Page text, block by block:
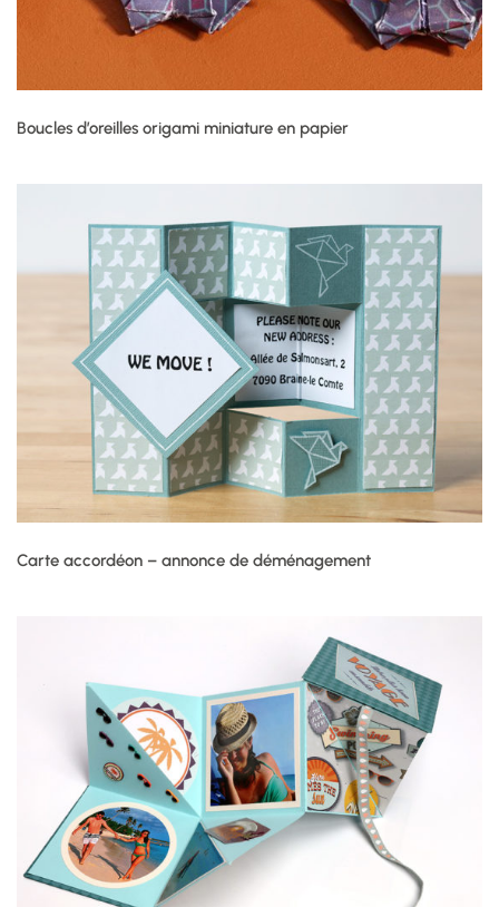
Boucles d’oreilles origami miniature en papier
Carte accordéon – annonce de déménagement